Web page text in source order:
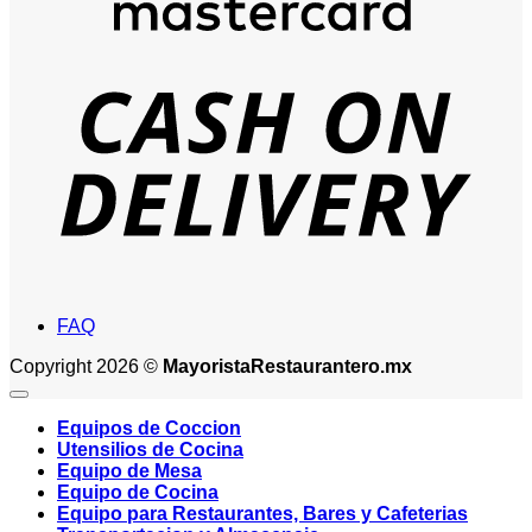
FAQ
Copyright 2026 © MayoristaRestaurantero.mx
Equipos de Coccion
Utensilios de Cocina
Equipo de Mesa
Equipo de Cocina
Equipo para Restaurantes, Bares y Cafeterias